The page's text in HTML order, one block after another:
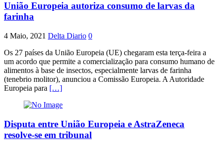
União Europeia autoriza consumo de larvas da
farinha
4 Maio, 2021 Delta Diario 0
Os 27 países da União Europeia (UE) chegaram esta terça-feira a
um acordo que permite a comercialização para consumo humano de
alimentos à base de insectos, especialmente larvas de farinha
(tenebrio molitor), anunciou a Comissão Europeia. A Autoridade
Europeia para […]
Disputa entre União Europeia e AstraZeneca
resolve-se em tribunal